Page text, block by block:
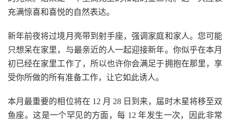
充满惊喜和喜悦的自然表达。
新年前夜将过境月亮带到射手座，强调家庭和家人。您可能
只想呆在家里，与最亲近的人一起迎接新年。你似乎在本月
初已经在家里工作了，所以也许你会满足于拥抱在那里，享
受你所做的所有准备工作，让它如此诱人。
本月最重要的相位将在 12 月 28 日到来，届时木星将移至双
鱼座。这是一个罕见的方面，每 12 年发生一次，因此非常